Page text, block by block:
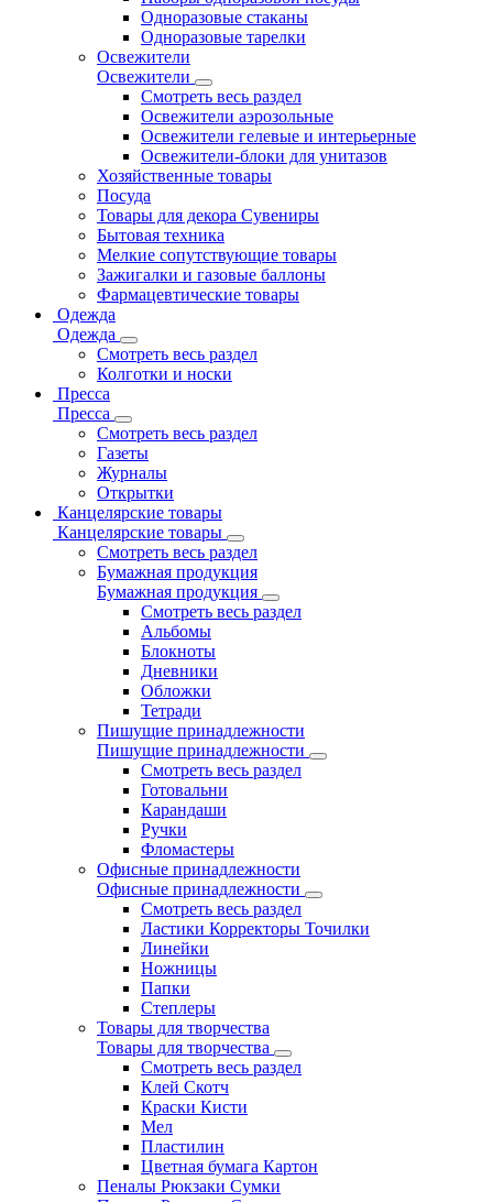
Одноразовые стаканы
Одноразовые тарелки
Освежители
Освежители
Смотреть весь раздел
Освежители аэрозольные
Освежители гелевые и интерьерные
Освежители-блоки для унитазов
Хозяйственные товары
Посуда
Товары для декора Сувениры
Бытовая техника
Мелкие сопутствующие товары
Зажигалки и газовые баллоны
Фармацевтические товары
Одежда
Одежда
Смотреть весь раздел
Колготки и носки
Пресса
Пресса
Смотреть весь раздел
Газеты
Журналы
Открытки
Канцелярские товары
Канцелярские товары
Смотреть весь раздел
Бумажная продукция
Бумажная продукция
Смотреть весь раздел
Альбомы
Блокноты
Дневники
Обложки
Тетради
Пишущие принадлежности
Пишущие принадлежности
Смотреть весь раздел
Готовальни
Карандаши
Ручки
Фломастеры
Офисные принадлежности
Офисные принадлежности
Смотреть весь раздел
Ластики Корректоры Точилки
Линейки
Ножницы
Папки
Степлеры
Товары для творчества
Товары для творчества
Смотреть весь раздел
Клей Скотч
Краски Кисти
Мел
Пластилин
Цветная бумага Картон
Пеналы Рюкзаки Сумки